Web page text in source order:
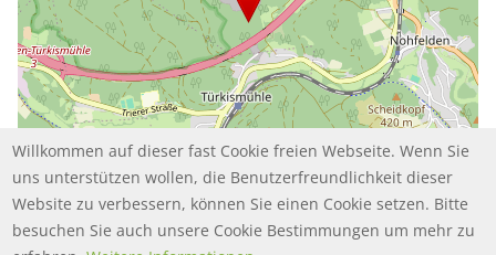
Leaflet | ©OpenStreetMapcontributors
Willkommen auf dieser fast Cookie freien Webseite. Wenn Sie
uns unterstützen wollen, die Benutzerfreundlichkeit dieser
Website zu verbessern, können Sie einen Cookie setzen. Bitte
besuchen Sie auch unsere Cookie Bestimmungen um mehr zu